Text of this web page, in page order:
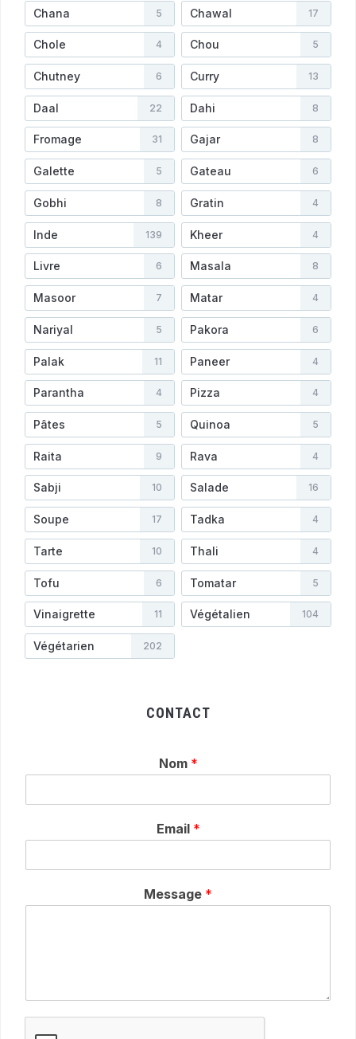
Chana 5 Chawal 17
Chole 4 Chou 5
Chutney 6 Curry 13
Daal 22 Dahi 8
Fromage 31 Gajar 8
Galette 5 Gateau 6
Gobhi 8 Gratin 4
Inde 139 Kheer 4
Livre 6 Masala 8
Masoor 7 Matar 4
Nariyal 5 Pakora 6
Palak 11 Paneer 4
Parantha 4 Pizza 4
Pâtes 5 Quinoa 5
Raita 9 Rava 4
Sabji 10 Salade 16
Soupe 17 Tadka 4
Tarte 10 Thali 4
Tofu 6 Tomatar 5
Vinaigrette 11 Végétalien 104
Végétarien 202
CONTACT
Nom *
Email *
Message *